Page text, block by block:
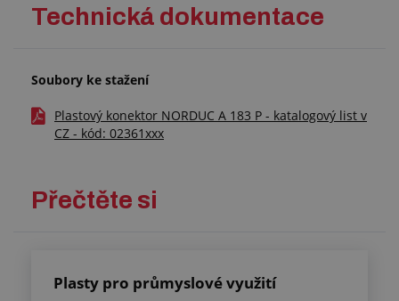
Technická dokumentace
Soubory ke stažení
Plastový konektor NORDUC A 183 P - katalogový list v
CZ - kód: 02361xxx
Přečtěte si
Plasty pro průmyslové využití